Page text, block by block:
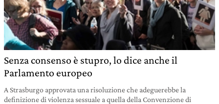
Senza consenso è stupro, lo dice anche il
Parlamento europeo
A Strasburgo approvata una risoluzione che adeguerebbe la
definizione di violenza sessuale a quella della Convenzione di